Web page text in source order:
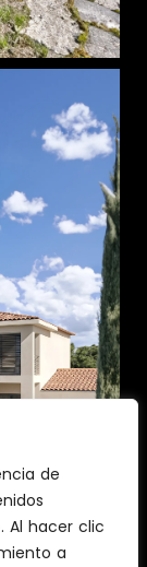
de
Al hacer clic
a